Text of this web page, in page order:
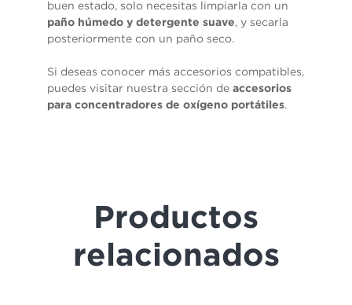
buen estado, solo necesitas limpiarla con un
paño húmedo y detergente suave, y secarla
posteriormente con un paño seco.
Si deseas conocer más accesorios compatibles,
puedes visitar nuestra sección de accesorios
para concentradores de oxígeno portátiles.
Productos
relacionados